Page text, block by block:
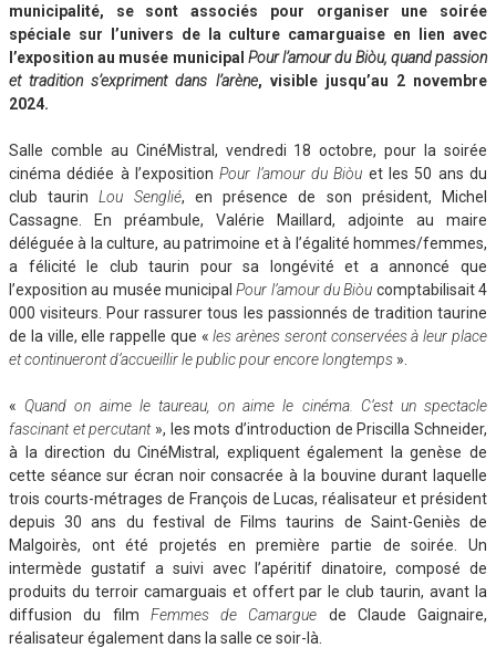
municipalité, se sont associés pour organiser une soirée
spéciale sur l’univers de la culture camarguaise en lien avec
l’exposition au musée municipal Pour l’amour du Biòu, quand passion
et tradition s’expriment dans l’arène, visible jusqu’au 2 novembre
2024.
Salle comble au CinéMistral, vendredi 18 octobre, pour la soirée
cinéma dédiée à l’expositionPour l’amour du Biòu et les 50 ans du
club taurinLou Senglié, en présence de son président, Michel
Cassagne. En préambule, Valérie Maillard, adjointe au maire
déléguée à la culture, au patrimoine et à l’égalité hommes/femmes,
a félicité le club taurin pour sa longévité et a annoncé que
l’exposition au musée municipalPour l’amour du Biòu comptabilisait 4
000 visiteurs. Pour rassurer tous les passionnés de tradition taurine
de la ville, elle rappelle que «les arènes seront conservées à leur place
et continueront d’accueillir le public pour encore longtemps ».
«Quand on aime le taureau, on aime le cinéma. C’est un spectacle
fascinant et percutant», les mots d’introduction de Priscilla Schneider,
à la direction du CinéMistral, expliquent également la genèse de
cette séance sur écran noir consacrée à la bouvine durant laquelle
trois courts-métrages de François de Lucas, réalisateur et président
depuis 30 ans du festival de Films taurins de Saint-Geniès de
Malgoirès, ont été projetés en première partie de soirée. Un
intermède gustatif a suivi avec l’apéritif dinatoire, composé de
produits du terroir camarguais et offert par le club taurin, avant la
diffusion du film Femmes de Camargue de Claude Gaignaire,
réalisateur également dans la salle ce soir-là.